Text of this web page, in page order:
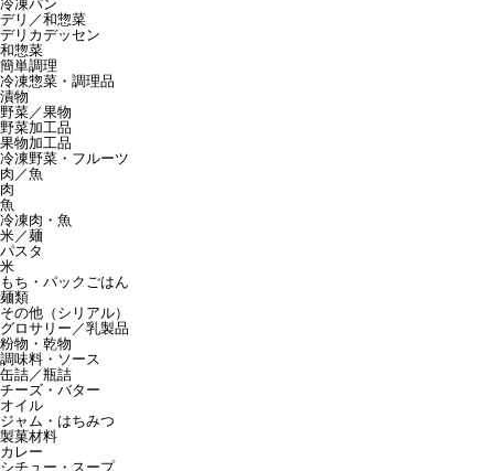
冷凍パン
デリ／和惣菜
デリカデッセン
和惣菜
簡単調理
冷凍惣菜・調理品
漬物
野菜／果物
野菜加工品
果物加工品
冷凍野菜・フルーツ
肉／魚
肉
魚
冷凍肉・魚
米／麺
パスタ
米
もち・パックごはん
麺類
その他（シリアル）
グロサリー／乳製品
粉物・乾物
調味料・ソース
缶詰／瓶詰
チーズ・バター
オイル
ジャム・はちみつ
製菓材料
カレー
シチュー・スープ